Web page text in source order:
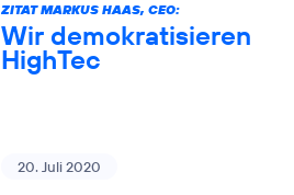
ZITAT MARKUS HAAS, CEO:
Wir demokratisieren
HighTec
20. Juli 2020